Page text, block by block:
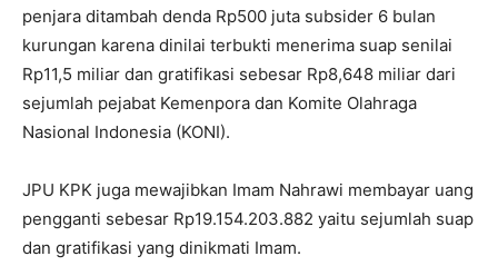
penjara ditambah denda Rp500 juta subsider 6 bulan
kurungan karena dinilai terbukti menerima suap senilai
Rp11,5 miliar dan gratifikasi sebesar Rp8,648 miliar dari
sejumlah pejabat Kemenpora dan Komite Olahraga
Nasional Indonesia (KONI).
JPU KPK juga mewajibkan Imam Nahrawi membayar uang
pengganti sebesar Rp19.154.203.882 yaitu sejumlah suap
dan gratifikasi yang dinikmati Imam.